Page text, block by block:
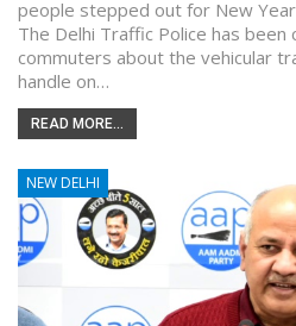
people stepped out for New
The Delhi Traffic Police has been
commuters about the vehicular
handle on…
READ MORE...
NEW DELHI